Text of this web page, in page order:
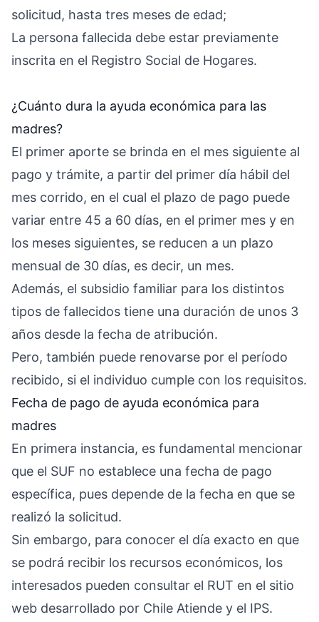
solicitud, hasta tres meses de edad;
La persona fallecida debe estar previamente
inscrita en el Registro Social de Hogares.
¿Cuánto dura la ayuda económica para las
madres?
El primer aporte se brinda en el mes siguiente al
pago y trámite, a partir del primer día hábil del
mes corrido, en el cual el plazo de pago puede
variar entre 45 a 60 días, en el primer mes y en
los meses siguientes, se reducen a un plazo
mensual de 30 días, es decir, un mes.
Además, el subsidio familiar para los distintos
tipos de fallecidos tiene una duración de unos 3
años desde la fecha de atribución.
Pero, también puede renovarse por el período
recibido, si el individuo cumple con los requisitos.
Fecha de pago de ayuda económica para
madres
En primera instancia, es fundamental mencionar
que el SUF no establece una fecha de pago
específica, pues depende de la fecha en que se
realizó la solicitud.
Sin embargo, para conocer el día exacto en que
se podrá recibir los recursos económicos, los
interesados ​​pueden consultar el RUT en el sitio
web desarrollado por Chile Atiende y el IPS.